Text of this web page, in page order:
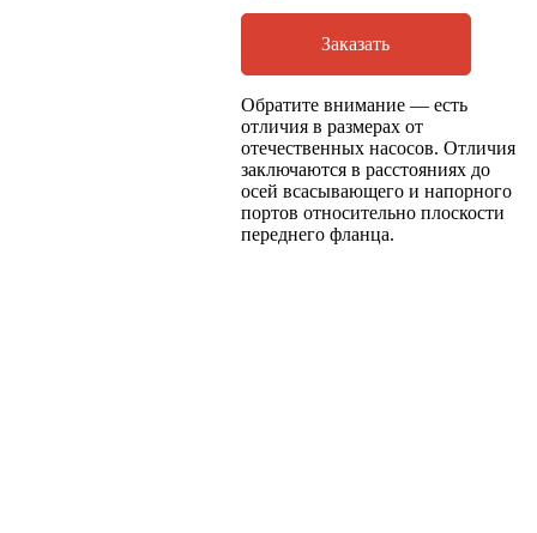
Заказать
Обратите внимание — есть
отличия в размерах от
отечественных насосов. Отличия
заключаются в расстояниях до
осей всасывающего и напорного
портов относительно плоскости
переднего фланца.